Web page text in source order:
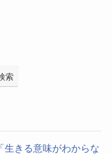
索
生きる意味がわからな